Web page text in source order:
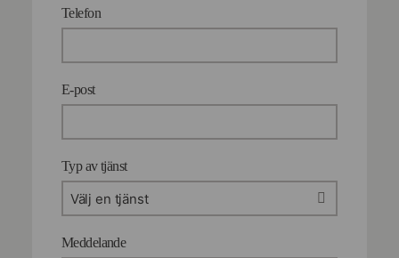
Telefon
E-post
Typ av tjänst
Meddelande